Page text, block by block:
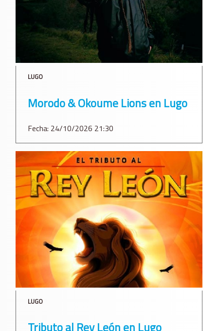
LUGO
Morodo & Okoume Lions en Lugo
Fecha: 24/10/2026 21:30
LUGO
Tributo al Rey León en Lugo